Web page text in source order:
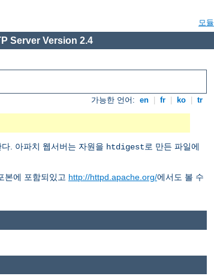
모듈
Server Version 2.4
가능한 언어: en fr ko tr
. 아파치 웹서버는 자원을 htdigest로 만든 파일에
본에 포함되있고 http://httpd.apache.org/에서도 볼 수